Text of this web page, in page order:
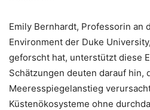
Emily Bernhardt, Professorin an
Environment der Duke
geforscht hat, unterstützt diese
Schätzungen deuten darauf hin,
Meeresspiegelanstieg
Küstenökosysteme ohne